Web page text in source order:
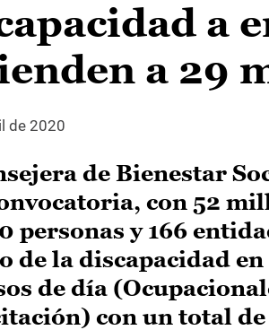
a
a 29
de 2020
de Bienestar
con 52
personas y 166
de la discapacidad
de día
con un total